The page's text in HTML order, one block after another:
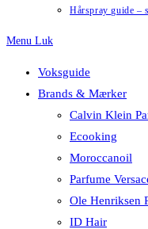
Hårspray guide –
Menu Luk
Voksguide
Brands & Mærker
Calvin Klein
Ecooking
Moroccanoil
Parfume
Ole Henriksen
ID Hair